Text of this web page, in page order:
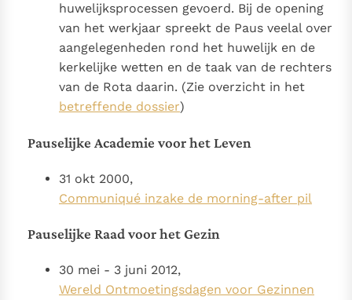
huwelijksprocessen gevoerd. Bij de opening
van het werkjaar spreekt de Paus veelal over
aangelegenheden rond het huwelijk en de
kerkelijke wetten en de taak van de rechters
van de Rota daarin. (Zie overzicht in het
betreffende dossier)
Pauselijke Academie voor het Leven
31 okt 2000,
Communiqué inzake de morning-after pil
Pauselijke Raad voor het Gezin
30 mei - 3 juni 2012,
Wereld Ontmoetingsdagen voor Gezinnen